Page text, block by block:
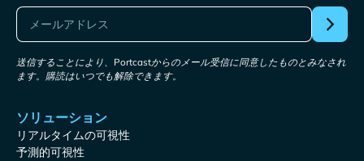
送信することにより、Portcastからのメール受信に同意したものとみなされ
ます。購読はいつでも解除できます。
ソリューション
リアルタイムの可視性
予測的可視性